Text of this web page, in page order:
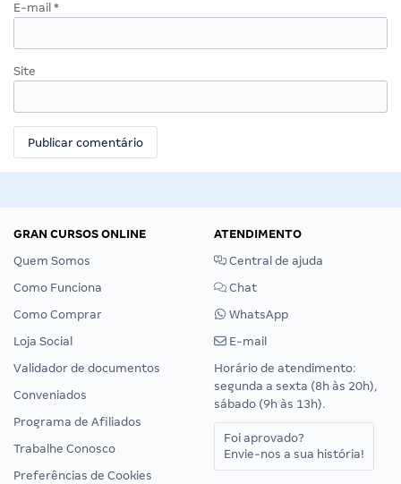
E-mail *
Site
GRAN CURSOS ONLINE
Quem Somos
Como Funciona
Como Comprar
Loja Social
Validador de documentos
Conveniados
Programa de Afiliados
Trabalhe Conosco
Preferências de Cookies
ATENDIMENTO
Central de ajuda
Chat
WhatsApp
E-mail
Horário de atendimento:
segunda a sexta (8h às 20h),
sábado (9h às 13h).
Foi aprovado?
Envie-nos a sua história!